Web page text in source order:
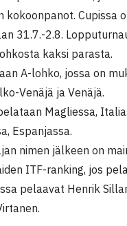
kokoonpanot.
31.7.-2.8.
kaksi parasta.
A-lohko, jossa on
Venäjä ja Venäjä.
Magliessa,
Espanjassa.
nimen jälkeen on
ITF-ranking, jos
pelaavat Henrik